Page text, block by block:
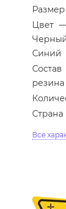
Размер
Цвет
Синий
Состав
резина
Страна
Все